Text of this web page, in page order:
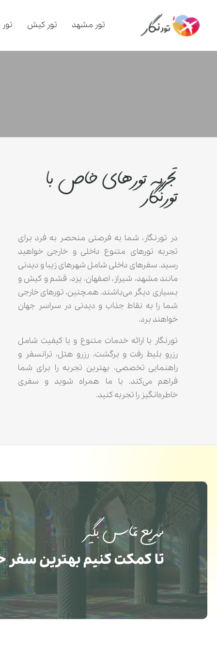
تور مشهد تور کیش
تجربه تورهای خاص با
تورنگار
در تورنگار، شما به فرصتی منحصر به فرد برای
تجربه تورهای متنوع داخلی و خارجی خواهید
رسید. سفرهای داخلی شامل شهرهای زیبا و دیدنی
مانند مشهد، شیراز، اصفهان، یزد، قشم و کیش و
بسیاری دیگر می‌باشند. همچنین، تورهای خارجی
شما را به نقاط جذاب و دیدنی در سراسر جهان
خواهند برد.
تورنگار با ارائه خدمات متنوع و با کیفیت شامل
رزرو بلیط رفت و برگشت، رزرو هتل، ترانسفر و
راهنمایی تخصصی، بهترین تجربه را برای شما
فراهم می‌کند. با ما همراه شوید و سفری
خاطره‌انگیز را تجربه کنید.
سریع تماس بگیر
تا کمکت کنیم بهترین سفر